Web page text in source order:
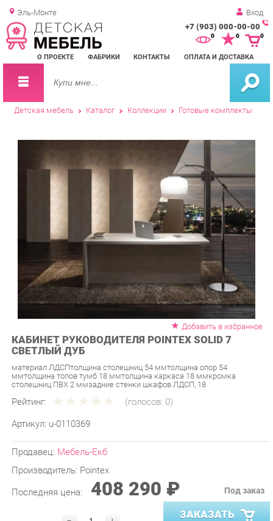
Эль-Монте Вход
+7 (903) 000-00-00
О ПРОЕКТЕ ФАБРИКИ КОНТАКТЫ ОПЛАТА И ДОСТАВКА
0 0
Детская мебель Каталог Коллекции Готовые комплекты
Добавить в избранное
КАБИНЕТ РУКОВОДИТЕЛЯ POINTEX SOLID 7
СВЕТЛЫЙ ДУБ
материал ЛДСПтолщина столешниц 54 ммтолщина опор 54
столешниц ПВХ 2 ммзадние стенки шкафов ЛДСП, 18
Рейтинг: (голосов:0)
Артикул: u-0110369
Производитель:Pointex
Последняя цена: 408 290 ₽
- ЗАКАЗАТЬ